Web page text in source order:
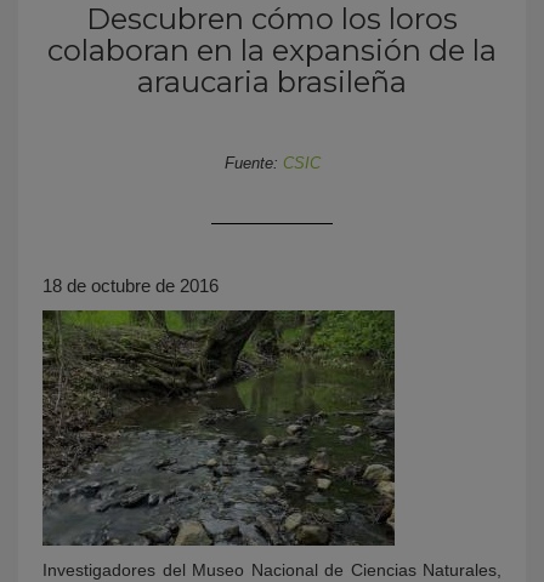
Descubren cómo los loros
colaboran en la expansión de la
araucaria brasileña
Fuente: CSIC
18 de octubre de 2016
Investigadores del Museo Nacional de Ciencias Naturales,